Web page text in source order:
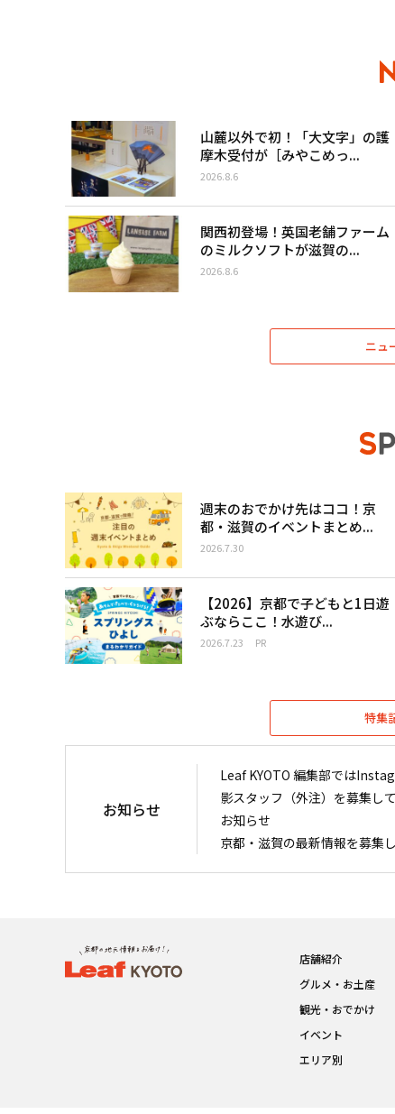
山麓以外で初！「大文字」の護
摩木受付が［みやこめっ...
2026.8.6
関西初登場！英国老舗ファーム
のミルクソフトが滋賀の...
2026.8.6
ニュ
週末のおでかけ先はココ！京
都・滋賀のイベントまとめ...
2026.7.30
【2026】京都で子どもと1日遊
ぶならここ！水遊び...
2026.7.23 PR
特集
お知らせ
Leaf KYOTO 編集部では
影スタッフ（外注）を募集し
お知らせ
京都・滋賀の最新情報を募集
店舗紹介
グルメ・お土産
観光・おでかけ
イベント
エリア別